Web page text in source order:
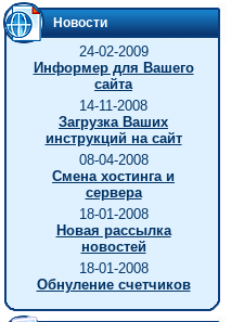
Новости
24-02-2009
Информер для Вашего
сайта
14-11-2008
Загрузка Ваших
инструкций на сайт
08-04-2008
Смена хостинга и
сервера
18-01-2008
Новая рассылка
новостей
18-01-2008
Обнуление счетчиков